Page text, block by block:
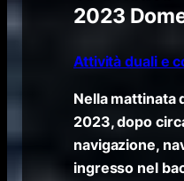
2023
Attività duali e
Nella mattinata
2023,dopo
navigazione,
ingresso nel